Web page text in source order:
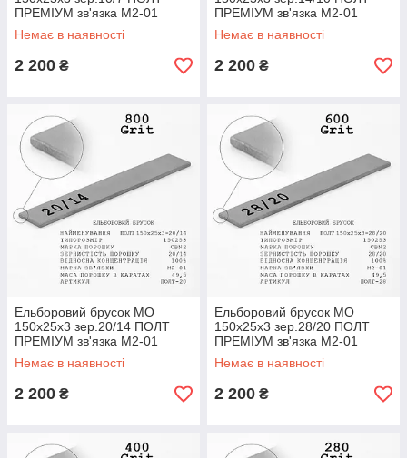
ПРЕМІУМ зв'язка М2-01
(мідно-олов'яна)
Немає в наявності
2 200 ₴
ПРЕМІУМ зв'язка М2-01
(мідно-олов'яна)
Немає в наявності
2 200 ₴
Ельборовий брусок МО
150х25х3 зер.20/14 ПОЛТ
ПРЕМІУМ зв'язка М2-01
(мідно-олов'яна)
Немає в наявності
2 200 ₴
Ельборовий брусок МО
150х25х3 зер.28/20 ПОЛТ
ПРЕМІУМ зв'язка М2-01
(мідно-олов'яна)
Немає в наявності
2 200 ₴